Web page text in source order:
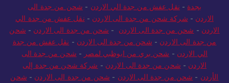
بجدة - نقل عفش من جدة الي الاردن - شحن من جدة الى
الاردن - شركة شحن من جدة الى الاردن - نقل عفش من جدة الي
الاردن - شحن من جدة الى الاردن - شحن من جدة الى الاردن - شحن
من جدة الى الاردن - شحن من جدة الى الاردن - نقل عفش من جدة
الي الاردن - شحن بري من ابوظبي لمصر - شحن من جدة الى
الاردن - شحن من جدة الى الاردن - شركة شحن من جدة إلى
الأردن - شحن من جدة الى الاردن - شحن من جدة الى الاردن - شحن